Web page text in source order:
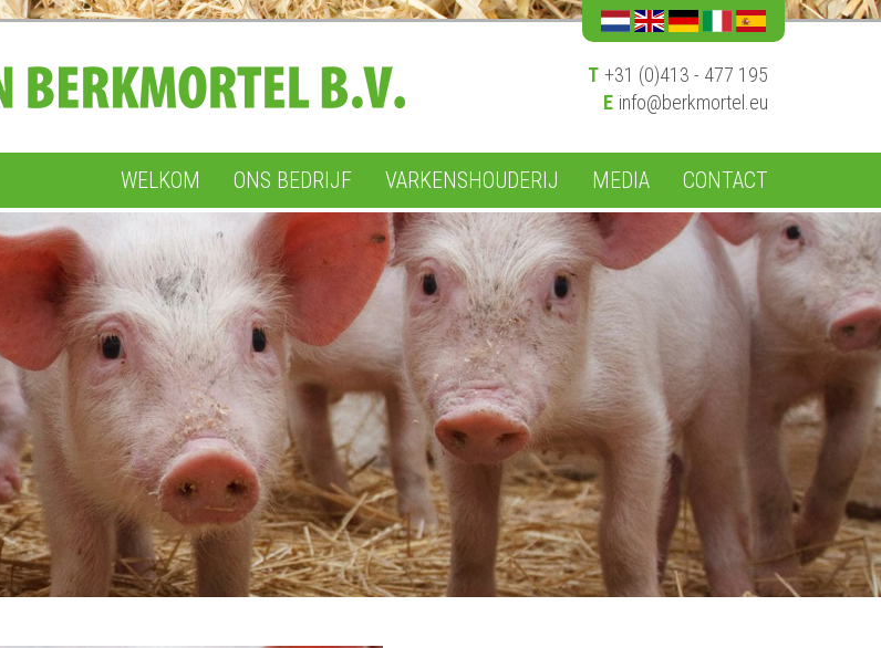
T +31 (0)413 - 477 195
E info@berkmortel.eu
WELKOM ONS BEDRIJF VARKENSHOUDERIJ MEDIA CONTACT